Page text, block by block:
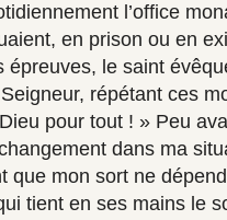
l’office
en prison ou en
épreuves, le saint
répétant ces
pour tout ! » Peu
dans ma
que mon sort ne
tient en ses mains le